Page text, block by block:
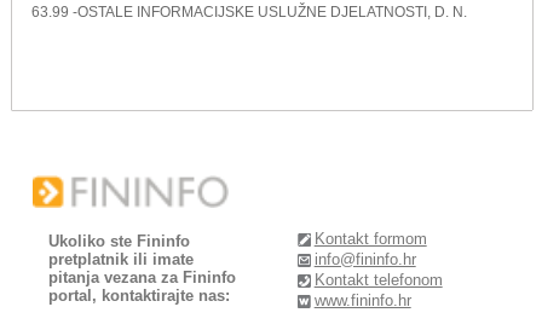
63.99 -OSTALE INFORMACIJSKE USLUŽNE DJELATNOSTI, D. N.
Ukoliko ste Fininfo
pretplatnik ili imate
pitanja vezana za Fininfo
portal, kontaktirajte nas:
Kontakt formom
info@fininfo.hr
Kontakt telefonom
www.fininfo.hr